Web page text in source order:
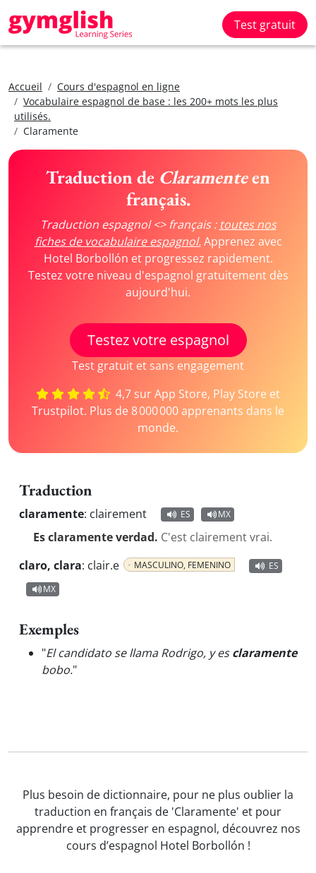
Test gratuit
Accueil
Cours d'espagnol en ligne
Vocabulaire espagnol de base : les 200+ mots les plus
utilisés.
Claramente
Traduction de Claramenteen
français.
Traduction espagnol <> français : toutes nos
fiches de vocabulaire espagnol.Apprenez avec
Hotel Borbollón et progressez rapidement.
Testez votre niveau d'espagnol gratuitement dès
aujourd'hui.
Testez votre espagnol
Test gratuit et sans engagement
4,7 sur App Store, Play Store et
Trustpilot. Plus de 8 000 000 apprenants dans le
monde.
Traduction
claramente: clairement ES MX
Es claramente verdad. C'est clairement vrai.
claro, clara: clair.e MASCULINO, FEMENINO
ES
MX
Exemples
"El candidato se llama Rodrigo, y esclaramente
bobo."
Plus besoin de dictionnaire, pour ne plus oublier la
traduction en français de 'Claramente' et pour
apprendre et progresser en espagnol, découvrez nos
cours d’espagnol Hotel Borbollón !